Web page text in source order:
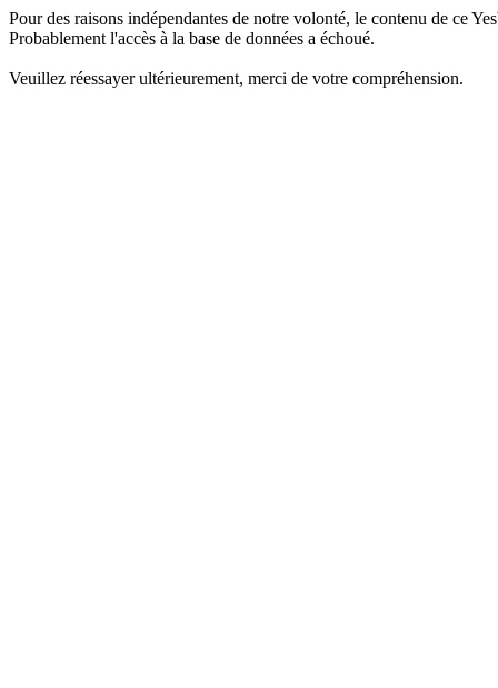
Pour des raisons indépendantes de notre volonté, le contenu de ce
Probablement l'accès à la base de données a échoué.
Veuillez réessayer ultérieurement, merci de votre compréhension.